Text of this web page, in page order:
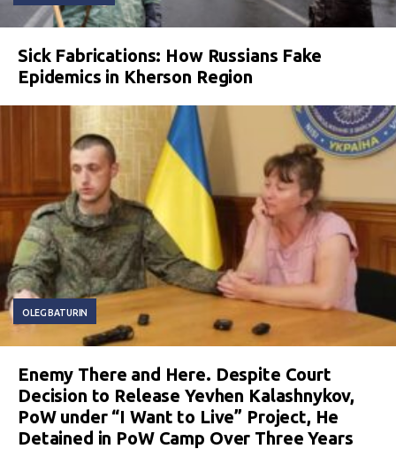
Sick Fabrications: How Russians Fake
Epidemics in Kherson Region
OLEG BATURIN
Enemy There and Here. Despite Court
Decision to Release Yevhen Kalashnykov,
PoW under “I Want to Live” Project, He
Detained in PoW Camp Over Three Years